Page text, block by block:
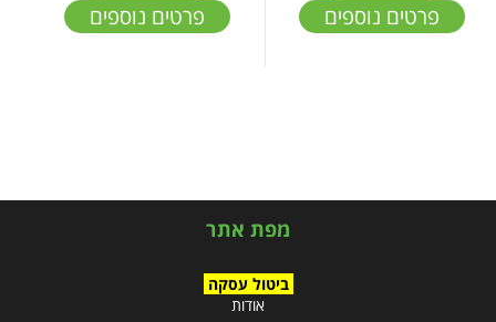
פרטים נוספים פרטים נוספים
מפת אתר
ביטול עסקה
אודות